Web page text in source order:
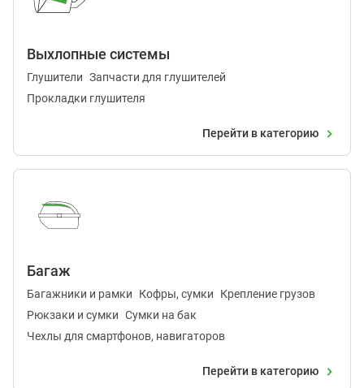
Выхлопные системы
Глушители Запчасти для глушителей
Прокладки глушителя
Перейти в категорию
Багаж
Багажники и рамки Кофры, сумки
Крепление грузов
Рюкзаки и сумки Сумки на бак
Чехлы для смартфонов, навигаторов
Перейти в категорию